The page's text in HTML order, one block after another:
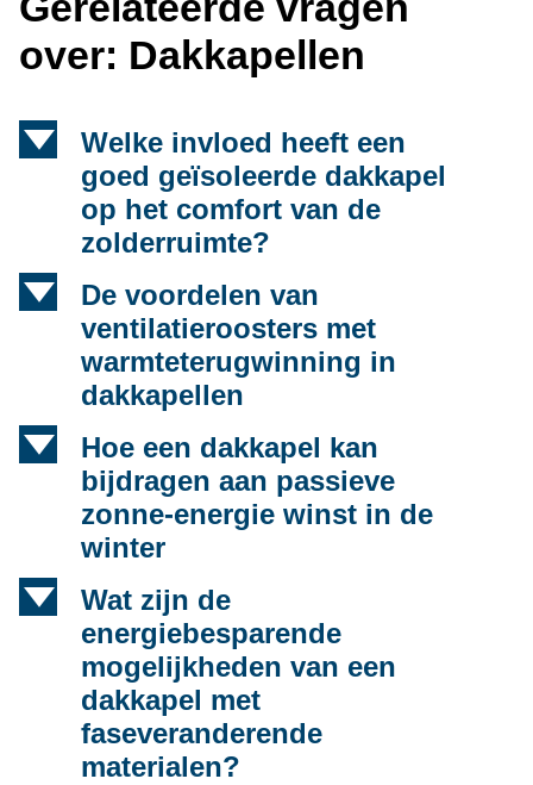
over: Dakkapellen
d
Welke invloed heeft een
goed geïsoleerde dakkapel
op het comfort van de
zolderruimte?
d
De voordelen van
ventilatieroosters met
warmteterugwinning in
dakkapellen
d
Hoe een dakkapel kan
bijdragen aan passieve
zonne-energie winst in de
winter
d
Wat zijn de
energiebesparende
mogelijkheden van een
dakkapel met
faseveranderende
materialen?